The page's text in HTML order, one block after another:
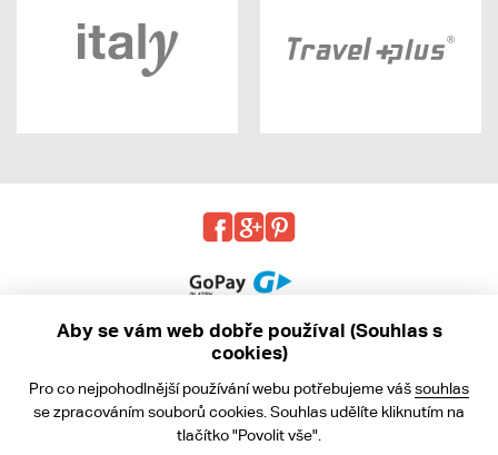
Obchodní podmínky
Ochrana osobních údajů
Aby se vám web dobře používal (Souhlas s
cookies)
Pro co nejpohodlnější používání webu potřebujeme vášsouhlas
se zpracováním souborů cookies. Souhlas udělíte kliknutím na
tlačítko "Povolit vše".